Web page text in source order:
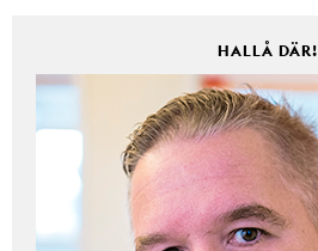
HALLÅ DÄR!